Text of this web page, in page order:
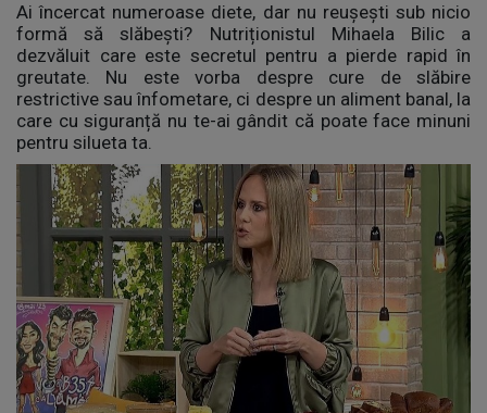
Ai încercat numeroase diete, dar nu reușești sub nicio
formă să slăbești? Nutriționistul Mihaela Bilic a
dezvăluit care este secretul pentru a pierde rapid în
greutate. Nu este vorba despre cure de slăbire
restrictive sau înfometare, ci despre un aliment banal, la
care cu siguranță nu te-ai gândit că poate face minuni
pentru silueta ta.